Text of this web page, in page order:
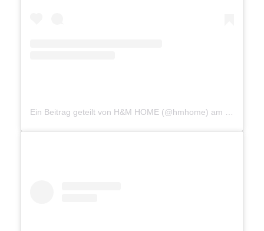
Ein Beitrag geteilt von H&M HOME (@hmhome) am